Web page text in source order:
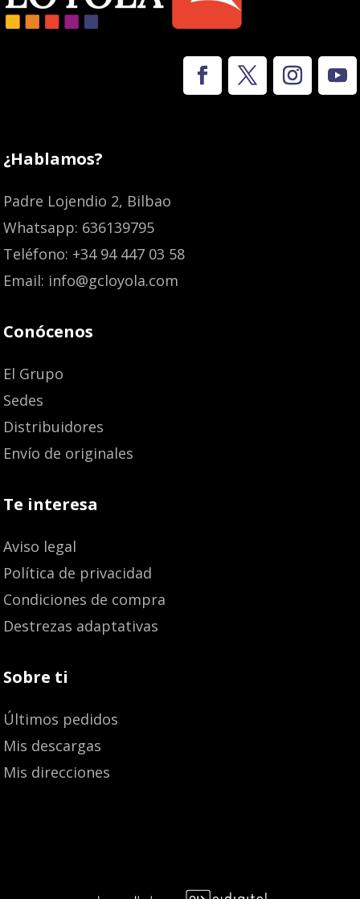
¿Hablamos?
Padre Lojendio 2, Bilbao
Whatsapp: 636139795
Teléfono: +34 94 447 03 58
Email: info@gcloyola.com
Conócenos
El Grupo
Sedes
Distribuidores
Envío de originales
Te interesa
Aviso legal
Política de privacidad
Condiciones de compra
Destrezas adaptativas
Sobre ti
Últimos pedidos
Mis descargas
Mis direcciones